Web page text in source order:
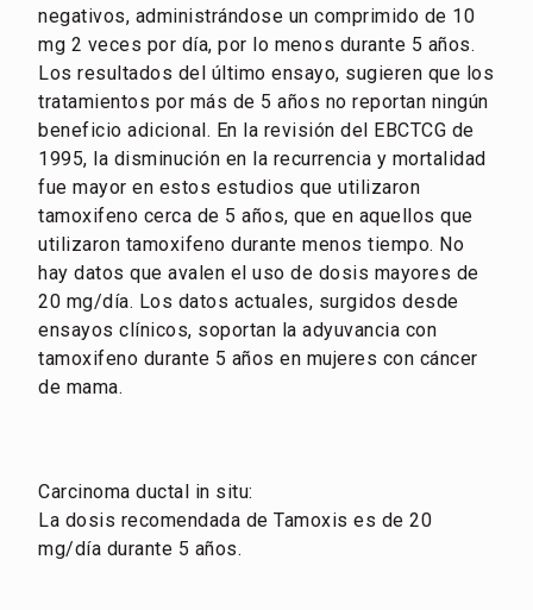
negativos, administrándose un comprimido de 10
mg 2 veces por día, por lo menos durante 5 años.
Los resultados del último ensayo, sugieren que los
tratamientos por más de 5 años no reportan ningún
beneficio adicional. En la revisión del EBCTCG de
1995, la disminución en la recurrencia y mortalidad
fue mayor en estos estudios que utilizaron
tamoxifeno cerca de 5 años, que en aquellos que
utilizaron tamoxifeno durante menos tiempo. No
hay datos que avalen el uso de dosis mayores de
20 mg/día. Los datos actuales, surgidos desde
ensayos clínicos, soportan la adyuvancia con
tamoxifeno durante 5 años en mujeres con cáncer
de mama.
Carcinoma ductal in situ:
La dosis recomendada de Tamoxis es de 20
mg/día durante 5 años.